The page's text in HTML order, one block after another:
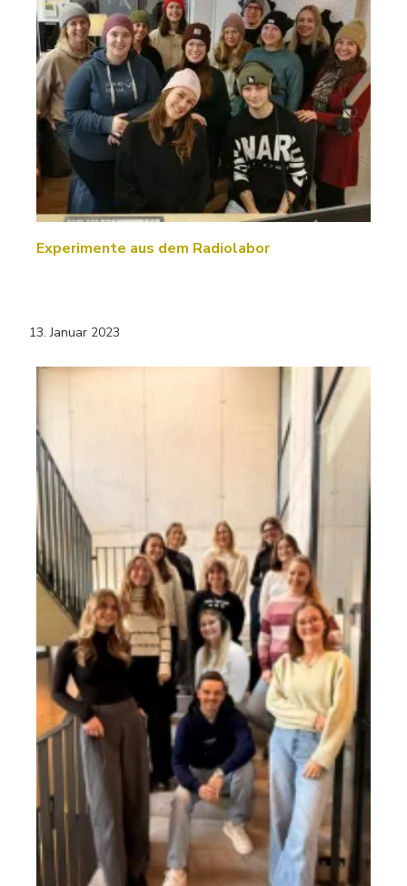
Experimente aus dem Radiolabor
13. Januar 2023